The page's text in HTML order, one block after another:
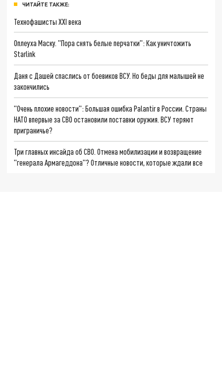
ЧИТАЙТЕ ТАКЖЕ:
Технофашисты XXI века
Оплеуха Маску. "Пора снять белые перчатки": Как уничтожить
Starlink
Даня с Дашей спаслись от боевиков ВСУ. Но беды для малышей не
закончились
"Очень плохие новости": Большая ошибка Palantir в России. Страны
НАТО впервые за СВО остановили поставки оружия. ВСУ теряют
приграничье?
Три главных инсайда об СВО. Отмена мобилизации и возвращение
"генерала Армагеддона"? Отличные новости, которые ждали все